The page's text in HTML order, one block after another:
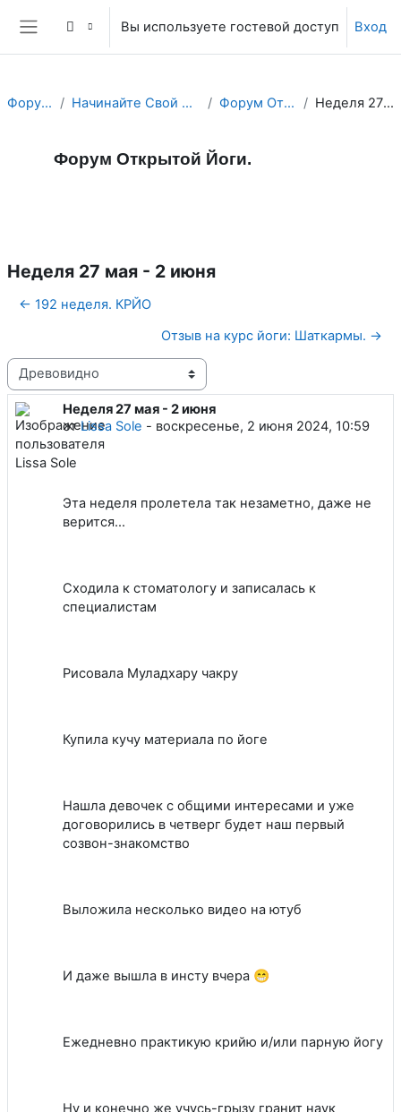
Перейти к основному содержанию
Боковая панель
Вы используете гостевой доступ Вход
Форум Йоги. Начинайте Свой День с Йога Форума! Форум Открытой Йоги. Неделя 27 мая - 2 июня
Форум Открытой Йоги.
Неделя 27 мая - 2 июня
← 192 неделя. КРЙО
Отзыв на курс йоги: Шаткармы. →
Режим отображения
Неделя 27 мая - 2 июня
отLissa Sole - воскресенье, 2 июня 2024, 10:59
Количество ответов: 0
Эта неделя пролетела так незаметно, даже не
верится…
Сходила к стоматологу и записалась к
специалистам
Рисовала Муладхару чакру
Купила кучу материала по йоге
Нашла девочек с общими интересами и уже
договорились в четверг будет наш первый
созвон-знакомство
Выложила несколько видео на ютуб
И даже вышла в инсту вчера 😁
Ежедневно практикую крийю и/или парную йогу
Ну и конечно же учусь-грызу гранит наук